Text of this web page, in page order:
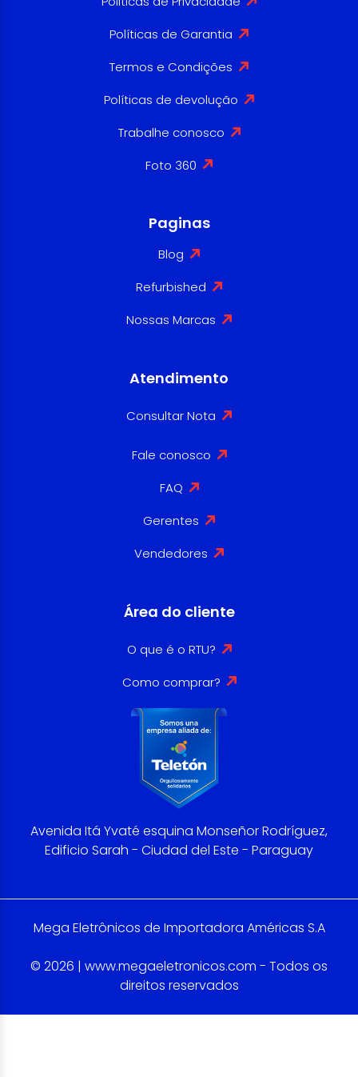
Políticas de Garantia
Termos e Condições
Políticas de devolução
Trabalhe conosco
Foto 360
Paginas
Blog
Refurbished
Nossas Marcas
Atendimento
Consultar Nota
Fale conosco
FAQ
Gerentes
Vendedores
Área do cliente
O que é o RTU?
Como comprar?
Avenida Itá Yvaté esquina Monseñor Rodríguez,
Edificio Sarah - Ciudad del Este - Paraguay
Mega Eletrônicos de Importadora Américas S.A
© 2026 | www.megaeletronicos.com - Todos os
direitos reservados